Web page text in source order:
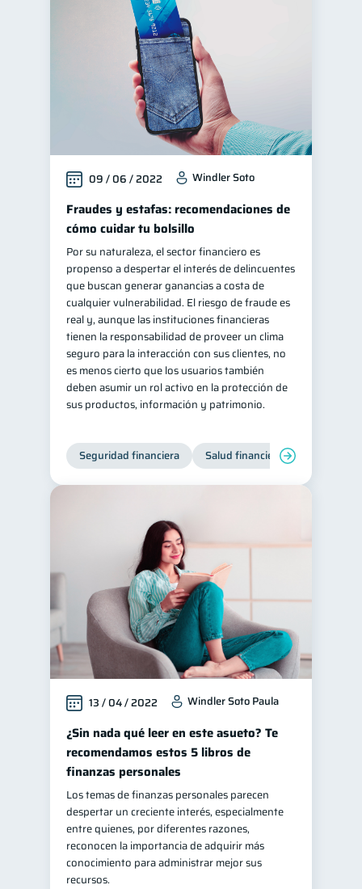
09 / 06 / 2022 Windler Soto
Fraudes y estafas: recomendaciones de
cómo cuidar tu bolsillo
Por su naturaleza, el sector financiero es
propenso a despertar el interés de delincuentes
que buscan generar ganancias a costa de
cualquier vulnerabilidad. El riesgo de fraude es
real y, aunque las instituciones financieras
tienen la responsabilidad de proveer un clima
seguro para la interacción con sus clientes, no
es menos cierto que los usuarios también
deben asumir un rol activo en la protección de
sus productos, información y patrimonio.
Seguridad financiera Salud financiera
13 / 04 / 2022 Windler Soto Paula
¿Sin nada qué leer en este asueto? Te
recomendamos estos 5 libros de
finanzas personales
Los temas de finanzas personales parecen
despertar un creciente interés, especialmente
entre quienes, por diferentes razones,
reconocen la importancia de adquirir más
conocimiento para administrar mejor sus
recursos.